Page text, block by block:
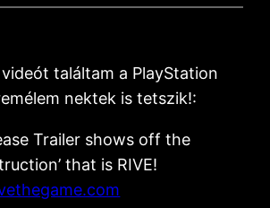
találtam a PlayStation
nektek is tetszik!:
Trailer shows off the
that is RIVE!